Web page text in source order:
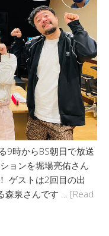
9時からBS朝日で放送
ョンを堀場亮佑さん
ゲストは2回目の出
森泉さんです … [Read